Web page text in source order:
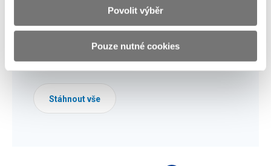
Povolit výběr
Pouze nutné cookies
Stáhnout vše